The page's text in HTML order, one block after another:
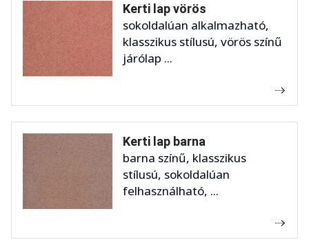
Kerti lap vörös
sokoldalúan alkalmazható,
klasszikus stílusú, vörös színű
járólap ...
Kerti lap barna
barna színű, klasszikus
stílusú, sokoldalúan
felhasználható, ...